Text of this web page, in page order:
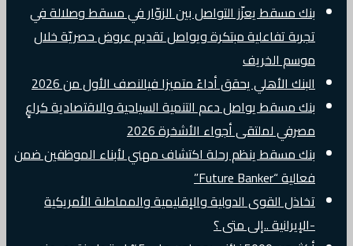
مسقط يعزّز التواصل بين الزوّار في مسقط وصلالة في
تفاعلية مبتكرة ويواصل تقديم عروض حصريّة خلال
الخريف
الأهلي يحقق أداءً متميزا فيالنصف الأول من 2026
مسقط يواصل دعم التنمية السياحية والاقتصادية كراعٍ
لملتقى أجواء الأشخرة 2026
مسقط ينظم رحلة اكتشاف مهني لأبناء الموظفين ضمن
القوى الدولية والإقليمية والمماطلة الأمريكية
..إلى متى ؟